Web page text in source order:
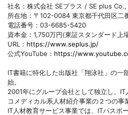
社名：株式会社 SEプラス / SE plus
所在地：〒102-0084 東京都千代田区二
電話番号：03-6685-5420
資本金：1,750万円(東証スタンダード上
URL： https://www.seplus.jp/
公式YouTube： https://
IT書籍に特化した出版社「翔泳社」の一
始。
2001年にグループ会社として独立し、
コメディカル系人材紹介事業の２つの事
IT人材教育サービス事業では、ITパスポ